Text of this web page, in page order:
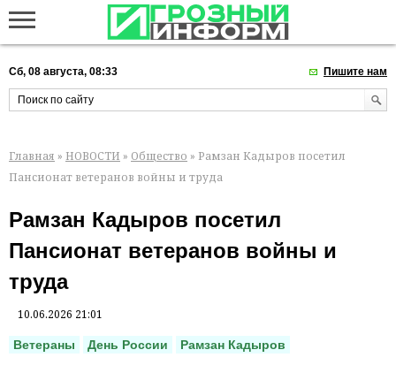
Сб, 08 августа, 08:33 Пишите нам
Главная » НОВОСТИ » Общество » Рамзан Кадыров посетил
Пансионат ветеранов войны и труда
Рамзан Кадыров посетил
Пансионат ветеранов войны и
труда
10.06.2026 21:01
Ветераны День России Рамзан Кадыров